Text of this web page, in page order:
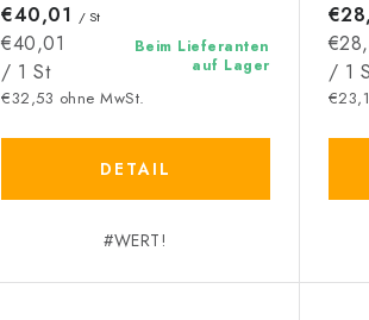
i
u
n
g
Beim Lieferanten
auf Lager
€32,53 ohne MwSt.
€40,01 / St
Verkaufspreis:
€40,01
/ 1 St
DETAIL
#WERT!
/ 1